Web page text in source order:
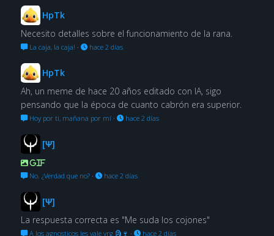
HpTk
Necesito detalles sobre el funcionamiento de la rana.
La caja, la caja! · hace 2 días
HpTk
Ah, un meme de hace 20 años editado con IA, sigo
pensando que la época de cuanto cabrón era superior.
Hoy por ti, mañana por mí· hace 2 días
[Ψ]
GIF
No. ¿Verdad que no?· hace 2 días
[Ψ]
La respuesta correcta es "Me suda los cojones"
A los agnosticos les vale vrg 🗿🍷 · hace 2 días